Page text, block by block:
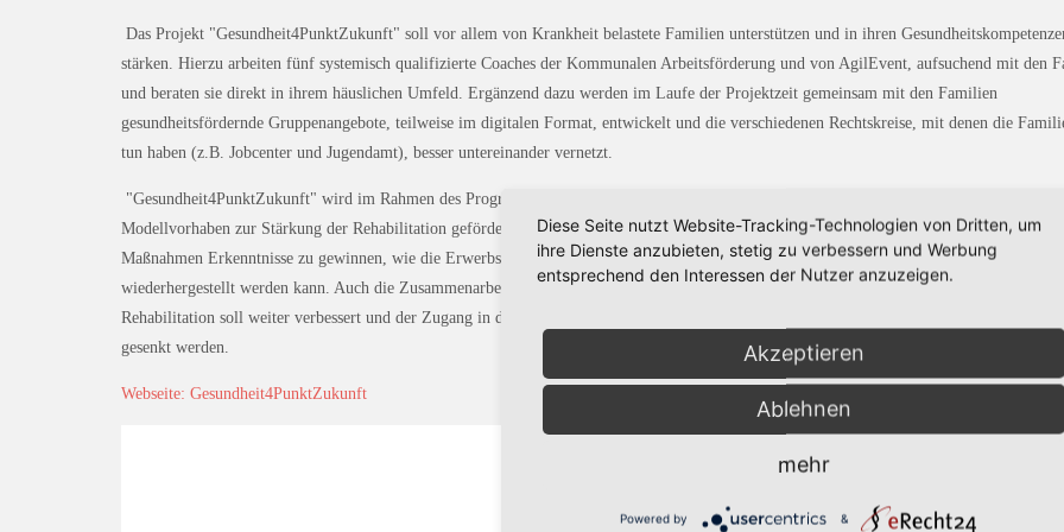
Das Projekt "Gesundheit4PunktZukunft" soll vor allem von Krankheit belastete Familien unterstützen und in ihren
stärken. Hierzu arbeiten fünf systemisch qualifizierte Coaches der Kommunalen Arbeitsförderung und von AgilEvent, aufsuchend mit den
und beraten sie direkt in ihrem häuslichen Umfeld. Ergänzend dazu werden im Laufe der Projektzeit gemeinsam mit den Familien
gesundheitsfördernde Gruppenangebote, teilweise im digitalen Format, entwickelt und die verschiedenen Rechtskreise, mit denen die
tun haben (z.B. Jobcenter und Jugendamt), besser untereinander vernetzt.
"Gesundheit4PunktZukunft" wird im Rahmen des Programms "Reha Pro" finanziert. Dabei werden über mehrere Jahre hinweg
Modellvorhaben zur Stärkung der Rehabilitation gefördert. Ziel ist es, durch die Erprobung von innovativen Leistungen und
Maßnahmen Erkenntnisse zu gewinnen, wie die Erwerbsfähigkeit von Menschen mit gesundheitlichen Beeinträchtigungen noch besser
wiederhergestellt werden kann. Auch die Zusammenarbeit der Akteurinnen und Akteure im Bereich der medizinischen und beruflichen
Rehabilitation soll weiter verbessert und der Zugang in die Erwerbsminderungsrente und die Eingliederungshilfe bzw. Sozialhilfe nachhaltig
gesenkt werden.
Webseite: Gesundheit4PunktZukunft
Diese Seite nutzt Website-Tracking-Technologien von Dritten, um
ihre Dienste anzubieten, stetig zu verbessern und Werbung
entsprechend den Interessen der Nutzer anzuzeigen.
Akzeptieren
Ablehnen
mehr
Powered by &